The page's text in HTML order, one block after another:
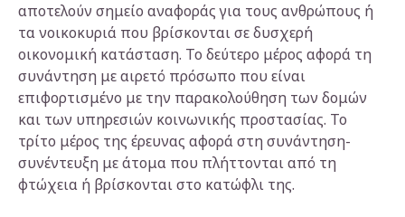
αποτελούν σημείο αναφοράς για τους ανθρώπους ή
τα νοικοκυριά που βρίσκονται σε δυσχερή
οικονομική κατάσταση. Το δεύτερο μέρος αφορά τη
συνάντηση με αιρετό πρόσωπο που είναι
επιφορτισμένο με την παρακολούθηση των δομών
και των υπηρεσιών κοινωνικής προστασίας. Το
τρίτο μέρος της έρευνας αφορά στη συνάντηση-
συνέντευξη με άτομα που πλήττονται από τη
φτώχεια ή βρίσκονται στο κατώφλι της.